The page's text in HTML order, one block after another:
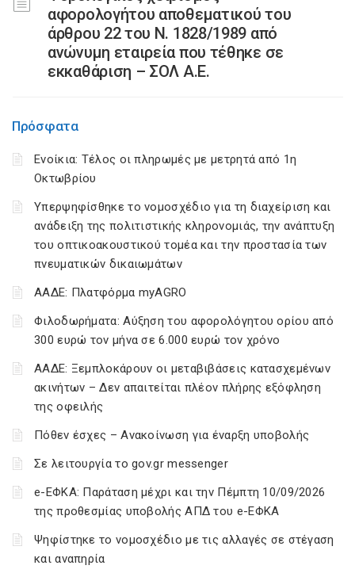
αφορολογήτου αποθεματικού του
άρθρου 22 του Ν. 1828/1989 από
ανώνυμη εταιρεία που τέθηκε σε
εκκαθάριση – ΣΟΛ Α.Ε.
Πρόσφατα
Ενοίκια: Τέλος οι πληρωμές με μετρητά από 1η
Οκτωβρίου
Υπερψηφίσθηκε το νομοσχέδιο για τη διαχείριση και
ανάδειξη της πολιτιστικής κληρονομιάς, την ανάπτυξη
του οπτικοακουστικού τομέα και την προστασία των
πνευματικών δικαιωμάτων
ΑΑΔΕ: Πλατφόρμα myAGRO
Φιλοδωρήματα: Αύξηση του αφορολόγητου ορίου από
300 ευρώ τον μήνα σε 6.000 ευρώ τον χρόνο
ΑΑΔΕ: Ξεμπλοκάρουν οι μεταβιβάσεις κατασχεμένων
ακινήτων – Δεν απαιτείται πλέον πλήρης εξόφληση
της οφειλής
Πόθεν έσχες – Ανακοίνωση για έναρξη υποβολής
Σε λειτουργία το gov.gr messenger
e-ΕΦΚΑ: Παράταση μέχρι και την Πέμπτη 10/09/2026
της προθεσμίας υποβολής ΑΠΔ του e-ΕΦΚΑ
Ψηφίστηκε το νομοσχέδιο με τις αλλαγές σε στέγαση
και αναπηρία